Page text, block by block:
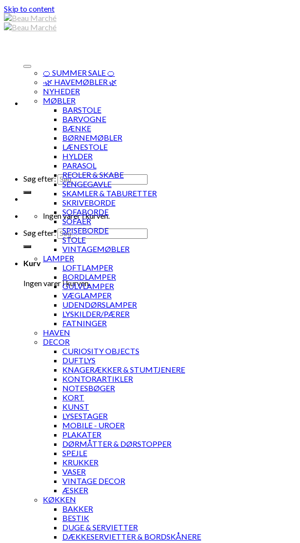
Skip to content
Søg efter:
Ingen varer i kurven.
Søg efter:
Kurv
Ingen varer i kurven.
🍊 SUMMER SALE 🍊
·🌿 HAVEMØBLER 🌿
NYHEDER
MØBLER
BARSTOLE
BARVOGNE
BÆNKE
BØRNEMØBLER
LÆNESTOLE
HYLDER
PARASOL
REOLER & SKABE
SENGEGAVLE
SKAMLER & TABURETTER
SKRIVEBORDE
SOFABORDE
SOFAER
SPISEBORDE
STOLE
VINTAGEMØBLER
LAMPER
LOFTLAMPER
BORDLAMPER
GULVLAMPER
VÆGLAMPER
UDENDØRSLAMPER
LYSKILDER/PÆRER
FATNINGER
HAVEN
DECOR
CURIOSITY OBJECTS
DUFTLYS
KNAGERÆKKER & STUMTJENERE
KONTORARTIKLER
NOTESBØGER
KORT
KUNST
LYSESTAGER
MOBILE - UROER
PLAKATER
DØRMÅTTER & DØRSTOPPER
SPEJLE
KRUKKER
VASER
VINTAGE DECOR
ÆSKER
KØKKEN
BAKKER
BESTIK
DUGE & SERVIETTER
DÆKKESERVIETTER & BORDSKÅNERE